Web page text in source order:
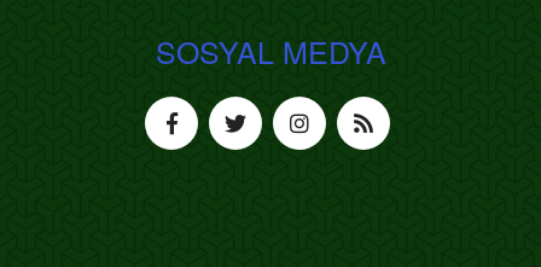
SOSYAL MEDYA